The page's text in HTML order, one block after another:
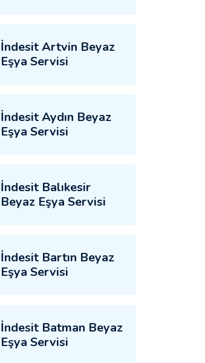
İndesit Artvin Beyaz
Eşya Servisi
İndesit Aydın Beyaz
Eşya Servisi
İndesit Balıkesir
Beyaz Eşya Servisi
İndesit Bartın Beyaz
Eşya Servisi
İndesit Batman Beyaz
Eşya Servisi